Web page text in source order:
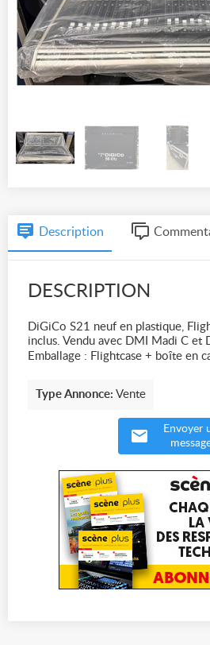
Description
DESCRIPTION
DiGiCo S21 neuf en plastique,
inclus. Vendu avec DMI Madi C et
Emballage : Flightcase + boîte en
Type Annonce: Vente
Envoyer